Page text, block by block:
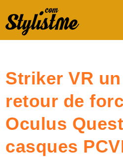
Striker VR
retour de
Oculus
casques